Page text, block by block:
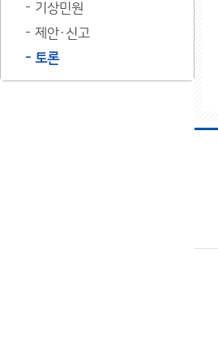
기상민원
제안·신고
토론